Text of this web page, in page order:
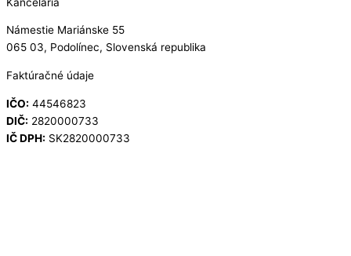
Námestie Mariánske 55
065 03, Podolínec, Slovenská republika
Faktúračné údaje
IČO: 44546823
DIČ: 2820000733
IČ DPH: SK2820000733